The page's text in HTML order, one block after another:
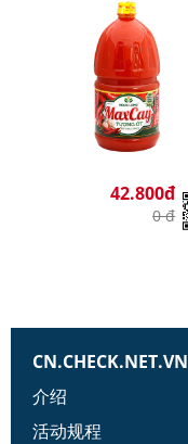
42.800đ
0 đ
CN.CHECK.NET.VN
介绍
活动规程